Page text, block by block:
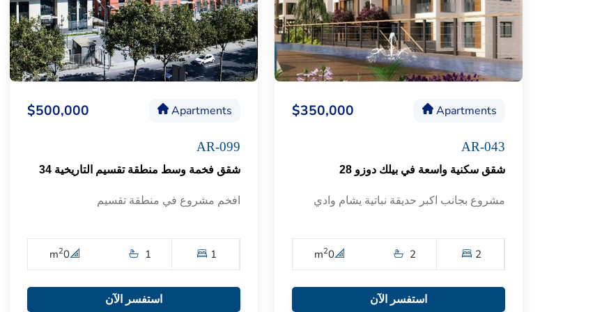
Apartments
$350,000
AR-043
شقق سكنية واسعة في بيلك دوزو 28
مشروع بجانب اكبر حديقة نباتية يشام وادي
2
2
0
m2
استفسر الآن
Apartments
$500,000
AR-099
شقق فخمة وسط منطقة تقسيم التاريخية 34
افخم مشروع في منطقة تقسيم
1
1
0
m2
استفسر الآن